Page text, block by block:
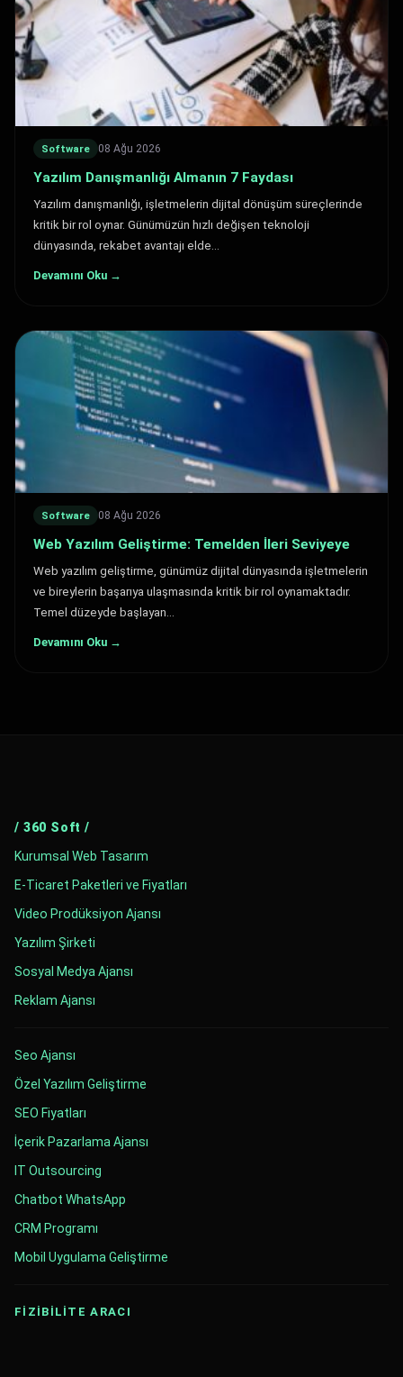
Software 08 Ağu 2026
Yazılım Danışmanlığı Almanın 7 Faydası
Yazılım danışmanlığı, işletmelerin dijital dönüşüm süreçlerinde
kritik bir rol oynar. Günümüzün hızlı değişen teknoloji
dünyasında, rekabet avantajı elde…
Devamını Oku →
Software 08 Ağu 2026
Web Yazılım Geliştirme: Temelden İleri Seviyeye
Web yazılım geliştirme, günümüz dijital dünyasında işletmelerin
ve bireylerin başarıya ulaşmasında kritik bir rol oynamaktadır.
Temel düzeyde başlayan…
Devamını Oku →
/ 360 Soft /
Kurumsal Web Tasarım
E-Ticaret Paketleri ve Fiyatları
Video Prodüksiyon Ajansı
Yazılım Şirketi
Sosyal Medya Ajansı
Reklam Ajansı
Seo Ajansı
Özel Yazılım Geliştirme
SEO Fiyatları
İçerik Pazarlama Ajansı
IT Outsourcing
Chatbot WhatsApp
CRM Programı
Mobil Uygulama Geliştirme
FİZİBİLİTE ARACI